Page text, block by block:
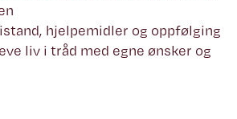
hjelpemidler og oppfølging
liv i tråd med egne ønsker og